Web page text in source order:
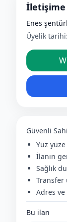
İletişime
Enes
Üyelik tarihi:
Güvenli
Yüz
İlanın
Sağlık
Transfer
Adres
Bu ilan